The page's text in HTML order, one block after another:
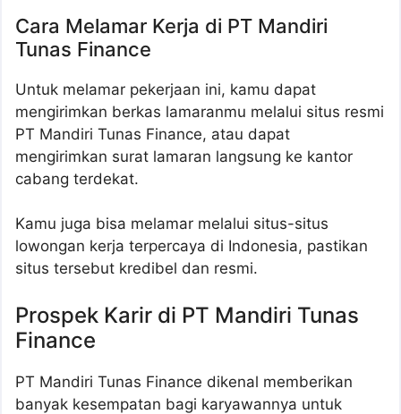
Cara Melamar Kerja di PT Mandiri
Tunas Finance
Untuk melamar pekerjaan ini, kamu dapat
mengirimkan berkas lamaranmu melalui situs resmi
PT Mandiri Tunas Finance, atau dapat
mengirimkan surat lamaran langsung ke kantor
cabang terdekat.
Kamu juga bisa melamar melalui situs-situs
lowongan kerja terpercaya di Indonesia, pastikan
situs tersebut kredibel dan resmi.
Prospek Karir di PT Mandiri Tunas
Finance
PT Mandiri Tunas Finance dikenal memberikan
banyak kesempatan bagi karyawannya untuk